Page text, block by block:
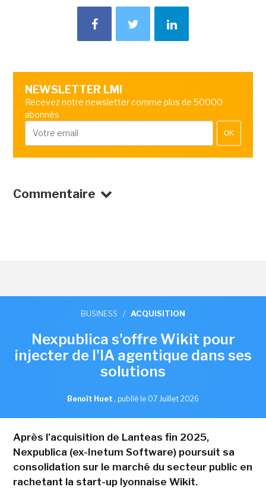
NEWSLETTER LMI
Recevez notre newsletter comme plus de 50000
abonnés
OK
Commentaire
BUSINESS / ACQUISITION
Nexpublica s'offre Wikit pour
injecter de l'IA agentique dans ses
solutions
Benoît Huet , publié le 07 Juillet 2026
Après l'acquisition de Lanteas fin 2025,
Nexpublica (ex-Inetum Software) poursuit sa
consolidation sur le marché du secteur public en
rachetant la start-up lyonnaise Wikit.